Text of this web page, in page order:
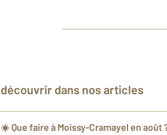
À découvrir dans nos articles
☀️ Que faire à Moissy-Cramayel en août